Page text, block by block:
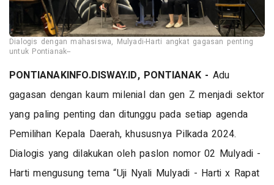
Dialogis dengan mahasiswa, Mulyadi-Harti angkat gagasan penting
untuk Pontianak--
PONTIANAKINFO.DISWAY.ID, PONTIANAK - Adu
gagasan dengan kaum milenial dan gen Z menjadi sektor
yang paling penting dan ditunggu pada setiap agenda
Pemilihan Kepala Daerah, khususnya Pilkada 2024.
Dialogis yang dilakukan oleh paslon nomor 02 Mulyadi -
Harti mengusung tema “Uji Nyali Mulyadi - Harti x Rapat